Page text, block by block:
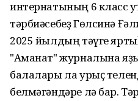
интернатының 6 класс
тәрбиәсебеҙ Гөлсинә
2025 йылдың тәүге
"Аманат" журналына
балалары ла урыҫ
белмәгәндәре лә бар.